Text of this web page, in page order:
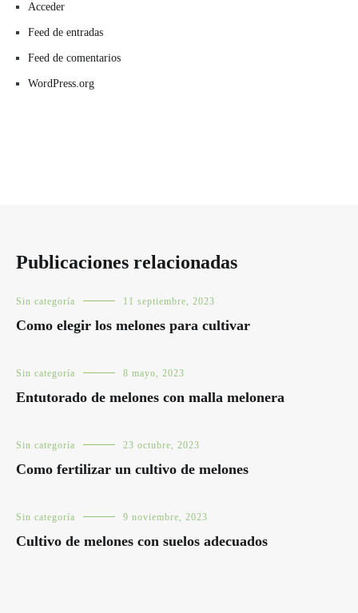
Acceder
Feed de entradas
Feed de comentarios
WordPress.org
Publicaciones relacionadas
Sin categoría 11 septiembre, 2023
Como elegir los melones para cultivar
Sin categoría 8 mayo, 2023
Entutorado de melones con malla melonera
Sin categoría 23 octubre, 2023
Como fertilizar un cultivo de melones
Sin categoría 9 noviembre, 2023
Cultivo de melones con suelos adecuados